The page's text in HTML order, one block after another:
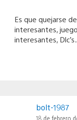
Es que quejarse
interesantes,
interesantes,
bolt-1987
18 de febrero